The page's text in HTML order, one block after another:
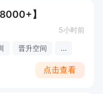
】
5小时前
晋升空间 ...
点击查看